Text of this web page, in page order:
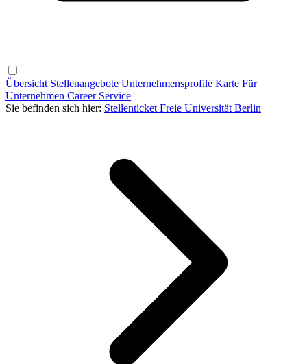
Übersicht Stellenangebote Unternehmensprofile Karte Für
Unternehmen Career Service
Sie befinden sich hier: Stellenticket Freie Universität Berlin